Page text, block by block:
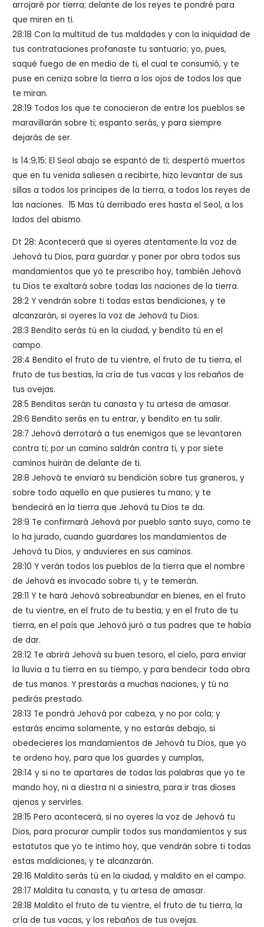
arrojaré por tierra; delante de los reyes te pondré para
que miren en ti.
28:18 Con la multitud de tus maldades y con la iniquidad de
tus contrataciones profanaste tu santuario; yo, pues,
saqué fuego de en medio de ti, el cual te consumió, y te
puse en ceniza sobre la tierra a los ojos de todos los que
te miran.
28:19 Todos los que te conocieron de entre los pueblos se
maravillarán sobre ti; espanto serás, y para siempre
dejarás de ser.
Is 14:9,15: El Seol abajo se espantó de ti; despertó muertos
que en tu venida saliesen a recibirte, hizo levantar de sus
sillas a todos los príncipes de la tierra, a todos los reyes de
las naciones. 15 Mas tú derribado eres hasta el Seol, a los
lados del abismo.
Dt 28: Acontecerá que si oyeres atentamente la voz de
Jehová tu Dios, para guardar y poner por obra todos sus
mandamientos que yo te prescribo hoy, también Jehová
tu Dios te exaltará sobre todas las naciones de la tierra.
28:2 Y vendrán sobre ti todas estas bendiciones, y te
alcanzarán, si oyeres la voz de Jehová tu Dios.
28:3 Bendito serás tú en la ciudad, y bendito tú en el
campo.
28:4 Bendito el fruto de tu vientre, el fruto de tu tierra, el
fruto de tus bestias, la cría de tus vacas y los rebaños de
tus ovejas.
28:5 Benditas serán tu canasta y tu artesa de amasar.
28:6 Bendito serás en tu entrar, y bendito en tu salir.
28:7 Jehová derrotará a tus enemigos que se levantaren
contra ti; por un camino saldrán contra ti, y por siete
caminos huirán de delante de ti.
28:8 Jehová te enviará su bendición sobre tus graneros, y
sobre todo aquello en que pusieres tu mano; y te
bendecirá en la tierra que Jehová tu Dios te da.
28:9 Te confirmará Jehová por pueblo santo suyo, como te
lo ha jurado, cuando guardares los mandamientos de
Jehová tu Dios, y anduvieres en sus caminos.
28:10 Y verán todos los pueblos de la tierra que el nombre
de Jehová es invocado sobre ti, y te temerán.
28:11 Y te hará Jehová sobreabundar en bienes, en el fruto
de tu vientre, en el fruto de tu bestia, y en el fruto de tu
tierra, en el país que Jehová juró a tus padres que te había
de dar.
28:12 Te abrirá Jehová su buen tesoro, el cielo, para enviar
la lluvia a tu tierra en su tiempo, y para bendecir toda obra
de tus manos. Y prestarás a muchas naciones, y tú no
pedirás prestado.
28:13 Te pondrá Jehová por cabeza, y no por cola; y
estarás encima solamente, y no estarás debajo, si
obedecieres los mandamientos de Jehová tu Dios, que yo
te ordeno hoy, para que los guardes y cumplas,
28:14 y si no te apartares de todas las palabras que yo te
mando hoy, ni a diestra ni a siniestra, para ir tras dioses
ajenos y servirles.
28:15 Pero acontecerá, si no oyeres la voz de Jehová tu
Dios, para procurar cumplir todos sus mandamientos y sus
estatutos que yo te intimo hoy, que vendrán sobre ti todas
estas maldiciones, y te alcanzarán.
28:16 Maldito serás tú en la ciudad, y maldito en el campo.
28:17 Maldita tu canasta, y tu artesa de amasar.
28:18 Maldito el fruto de tu vientre, el fruto de tu tierra, la
cría de tus vacas, y los rebaños de tus ovejas.